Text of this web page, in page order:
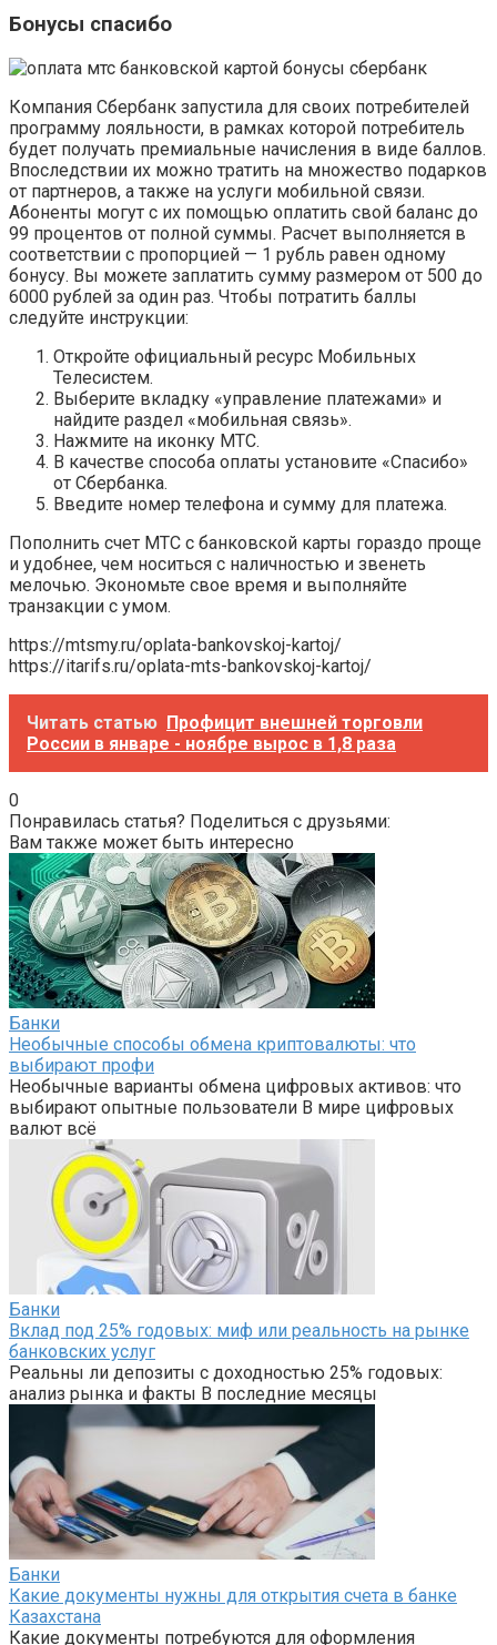
Бонусы спасибо
Компания Сбербанк запустила для своих потребителей
программу лояльности, в рамках которой потребитель
будет получать премиальные начисления в виде баллов.
Впоследствии их можно тратить на множество подарков
от партнеров, а также на услуги мобильной связи.
Абоненты могут с их помощью оплатить свой баланс до
99 процентов от полной суммы. Расчет выполняется в
соответствии с пропорцией — 1 рубль равен одному
бонусу. Вы можете заплатить сумму размером от 500 до
6000 рублей за один раз. Чтобы потратить баллы
следуйте инструкции:
Откройте официальный ресурс Мобильных
Телесистем.
Выберите вкладку «управление платежами» и
найдите раздел «мобильная связь».
Нажмите на иконку МТС.
В качестве способа оплаты установите «Спасибо»
от Сбербанка.
Введите номер телефона и сумму для платежа.
Пополнить счет МТС с банковской карты гораздо проще
и удобнее, чем носиться с наличностью и звенеть
мелочью. Экономьте свое время и выполняйте
транзакции с умом.
https://mtsmy.ru/oplata-bankovskoj-kartoj/
https://itarifs.ru/oplata-mts-bankovskoj-kartoj/
Читать статью Профицит внешней торговли
России в январе - ноябре вырос в 1,8 раза
0
Понравилась статья? Поделиться с друзьями:
Вам также может быть интересно
Банки
Необычные способы обмена криптовалюты: что
выбирают профи
Необычные варианты обмена цифровых активов: что
выбирают опытные пользователи В мире цифровых
валют всё
Банки
Вклад под 25% годовых: миф или реальность на рынке
банковских услуг
Реальны ли депозиты с доходностью 25% годовых:
анализ рынка и факты В последние месяцы
Банки
Какие документы нужны для открытия счета в банке
Казахстана
Какие документы потребуются для оформления